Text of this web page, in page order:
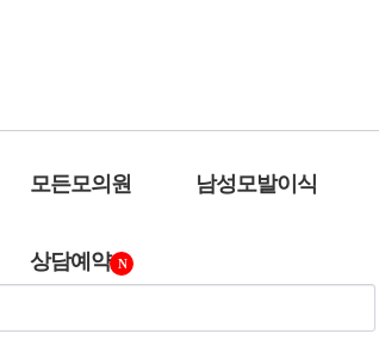
모든모의원 남성모발이식
N
상담예약